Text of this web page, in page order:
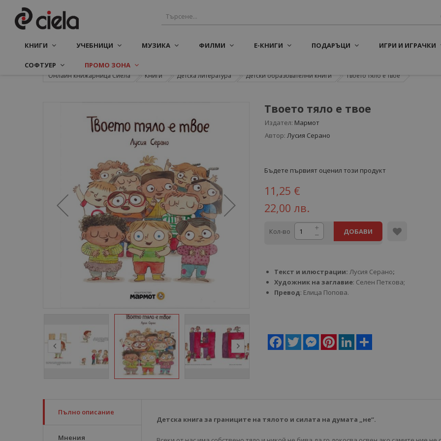
КНИГИ УЧЕБНИЦИ МУЗИКА ФИЛМИ Е-КНИГИ ПОДАРЪЦИ ИГРИ И ИГРАЧКИ
СОФТУЕР ПРОМО ЗОНА
Онлайн книжарница Сиела Книги Детска литература Детски образователни книги Твоето тяло е твое
Твоето тяло е твое
Издател: Мармот
Автор: Лусия Серано
Бъдете първият оценил този продукт
11,25 €
22,00 лв.
Кол-во ДОБАВИ
Текст и илюстрации: Лусия Серано;
Художник на заглавие: Селен Петкова;
Превод: Елица Попова.
Facebook
Twitter MessengerPinterestLinkedIn
Пълно описание
Мнения
Детска книга за границите на тялото и силата на думата „не“.